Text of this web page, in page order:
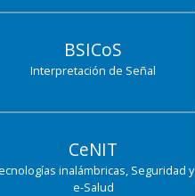
BSICoS
Interpretación de Señal
CeNIT
inalámbricas, Seguridad y
e-Salud